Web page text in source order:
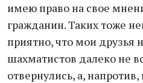
имею право на свое
гражданин. Таких тоже
приятно, что мои друзья
шахматистов далеко не
отвернулись, а,